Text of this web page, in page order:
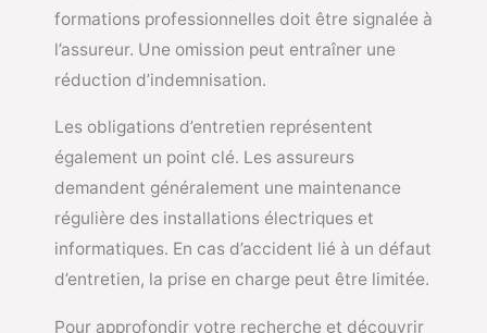
formations professionnelles doit être signalée à
l’assureur. Une omission peut entraîner une
réduction d’indemnisation.
Les obligations d’entretien représentent
également un point clé. Les assureurs
demandent généralement une maintenance
régulière des installations électriques et
informatiques. En cas d’accident lié à un défaut
d’entretien, la prise en charge peut être limitée.
Pour approfondir votre recherche et découvrir